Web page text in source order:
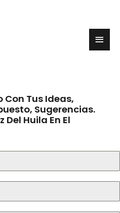
Con Tus Ideas,
Sugerencias.
Del Huila En El